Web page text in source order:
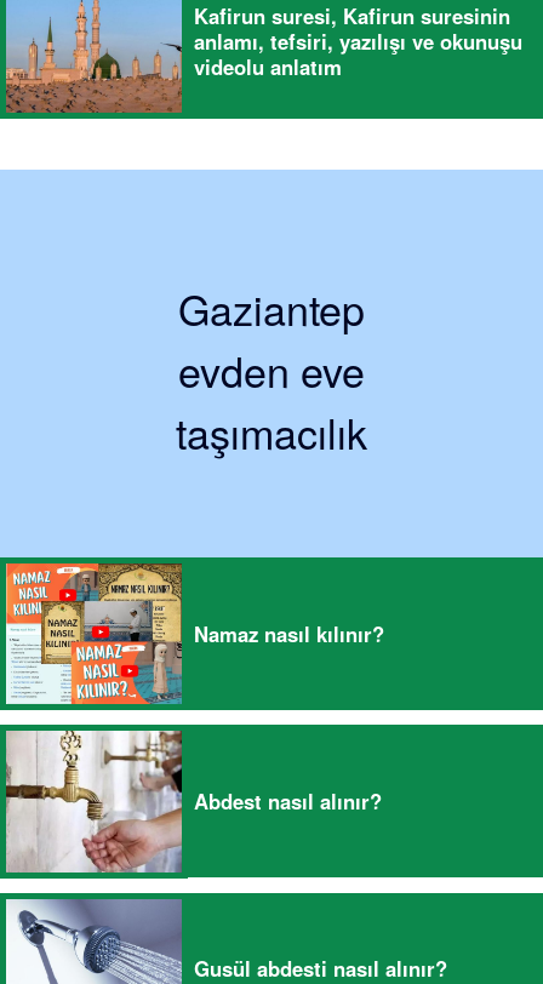
Kafirun suresi, Kafirun suresinin
anlamı, tefsiri, yazılışı ve okunuşu
videolu anlatım
Gaziantep
evden eve
taşımacılık
Namaz nasıl kılınır?
Abdest nasıl alınır?
Gusül abdesti nasıl alınır?